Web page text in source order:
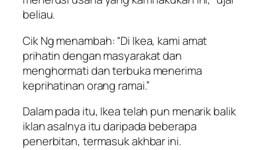
beliau.
Cik Ng menambah: “Di Ikea, kami amat
prihatin dengan masyarakat dan
menghormati dan terbuka menerima
keprihatinan orang ramai.”
Dalam pada itu, Ikea telah pun menarik balik
iklan asalnya itu daripada beberapa
penerbitan, termasuk akhbar ini.